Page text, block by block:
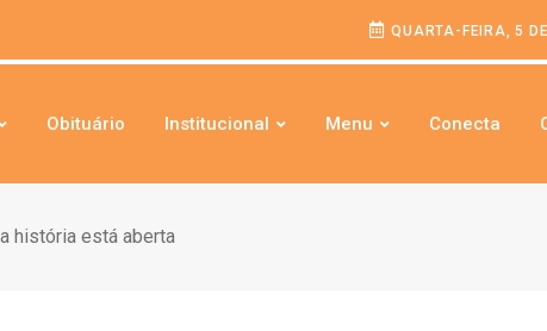
QUARTA-FEIRA, 5
Obituário Institucional Menu Conecta
história está aberta